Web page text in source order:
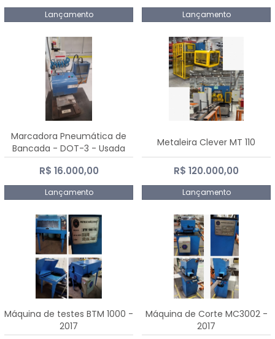
Lançamento Lançamento
Marcadora Pneumática de
Bancada - DOT-3 - Usada
R$ 16.000,00
Lançamento
Metaleira Clever MT 110
R$ 120.000,00
Lançamento
Máquina de testes BTM 1000 -
2017
Máquina de Corte MC3002 -
2017